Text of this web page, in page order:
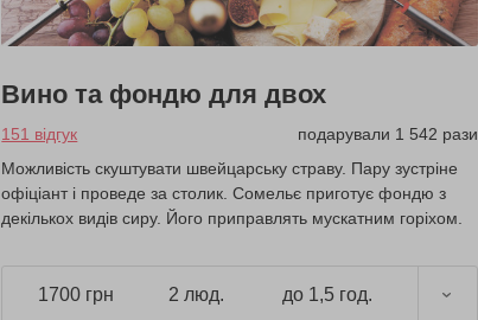
Вино та фондю для двох
151 відгук
подарували 1 542 рази
Можливість скуштувати швейцарську страву. Пару зустріне
офіціант і проведе за столик. Сомельє приготує фондю з
декількох видів сиру. Його приправлять мускатним горіхом.
1700 грн 2 люд. до 1,5 год.